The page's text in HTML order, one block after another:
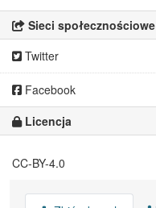
Sieci społecznościowe
Twitter
Facebook
Licencja
CC-BY-4.0